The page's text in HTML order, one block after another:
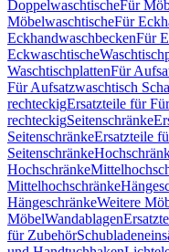
DoppelwaschtischeFür
MöbelwaschtischeFür
EckhandwaschbeckenFür
Eckwaschtische
WaschtischplattenFür
Für Aufsatzwaschtisch
rechteckigErsatzteile für
rechteckigSeitenschränke
SeitenschränkeErsatzteile
Seitenschränke
Hochschränke
Mittelhochschränke
HängeschränkeWeitere
MöbelWandablagen
für Zubehör